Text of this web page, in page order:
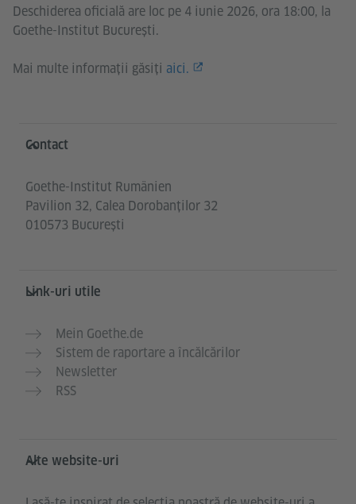
Deschiderea oficială are loc pe 4 iunie 2026, ora 18:00, la
Goethe-Institut București.
Mai multe informații găsiți aici.
Service- und Informationsbereich
Contact
Goethe-Institut Rumänien
Pavilion 32, Calea Dorobanților 32
010573 București
Link-uri utile
Mein Goethe.de
Sistem de raportare a încălcărilor
Newsletter
RSS
Alte website-uri